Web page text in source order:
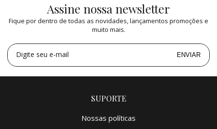
deR$ 60.000,00 =R$ 120.000,00
3xdeR$ 39.996,00 =R$ 119.988,00
R$ 24.000,00
Assine nossa newsletter
Fique por dentro de todas as novidades, lançamentos promoções e
muito mais.
Digite seu e-mail ENVIAR
SUPORTE
Nossas políticas